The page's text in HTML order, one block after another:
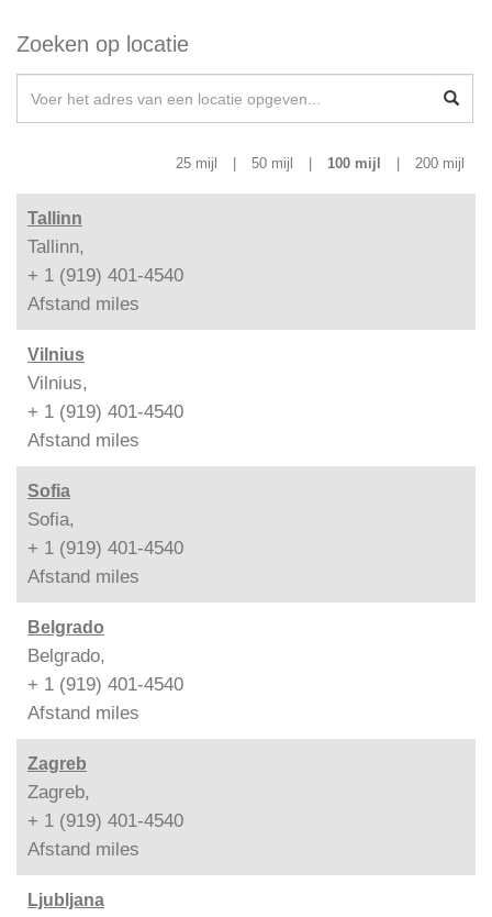
Zoeken op locatie
25 mijl 50 mijl 100 mijl 200 mijl
Tallinn
Tallinn,
+ 1 (919) 401-4540
Afstand miles
Vilnius
Vilnius,
+ 1 (919) 401-4540
Afstand miles
Sofia
Sofia,
+ 1 (919) 401-4540
Afstand miles
Belgrado
Belgrado,
+ 1 (919) 401-4540
Afstand miles
Zagreb
Zagreb,
+ 1 (919) 401-4540
Afstand miles
Ljubljana